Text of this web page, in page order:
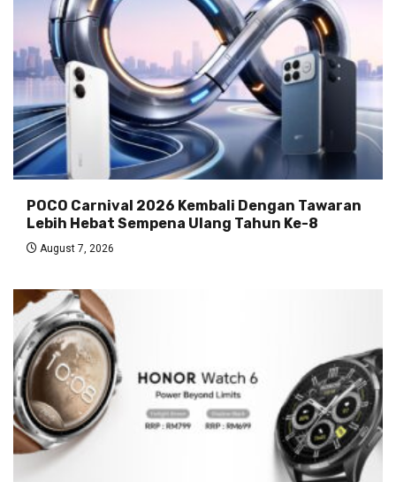
POCO Carnival 2026 Kembali Dengan Tawaran
Lebih Hebat Sempena Ulang Tahun Ke-8
August 7, 2026